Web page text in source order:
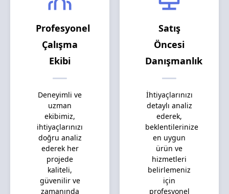
Profesyonel
Çalışma
Ekibi
Deneyimli ve
uzman
ekibimiz,
ihtiyaçlarınızı
doğru analiz
ederek her
projede
kaliteli,
güvenilir ve
zamanında
Satış
Öncesi
Danışmanlık
İhtiyaçlarınızı
detaylı analiz
ederek,
beklentilerinize
en uygun
ürün ve
hizmetleri
belirlemeniz
için
profesyonel